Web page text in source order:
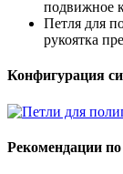
подвижное
Петля для
рукоятка
Конфигурация
Рекомендации